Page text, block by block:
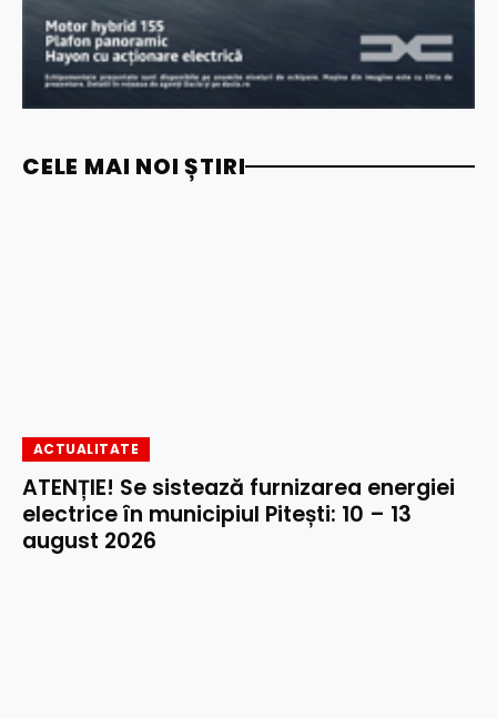
CELE MAI NOI ȘTIRI
ACTUALITATE
ATENȚIE! Se sistează furnizarea energiei
electrice în municipiul Pitești: 10 – 13
august 2026